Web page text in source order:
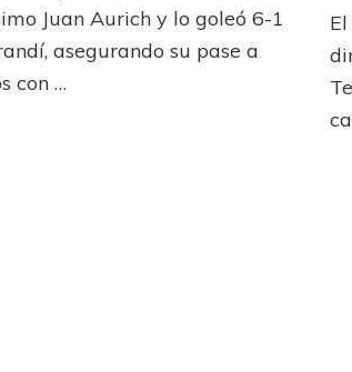
la
Juan Aurich y lo goleó 6-1
asegurando su pase a
con …